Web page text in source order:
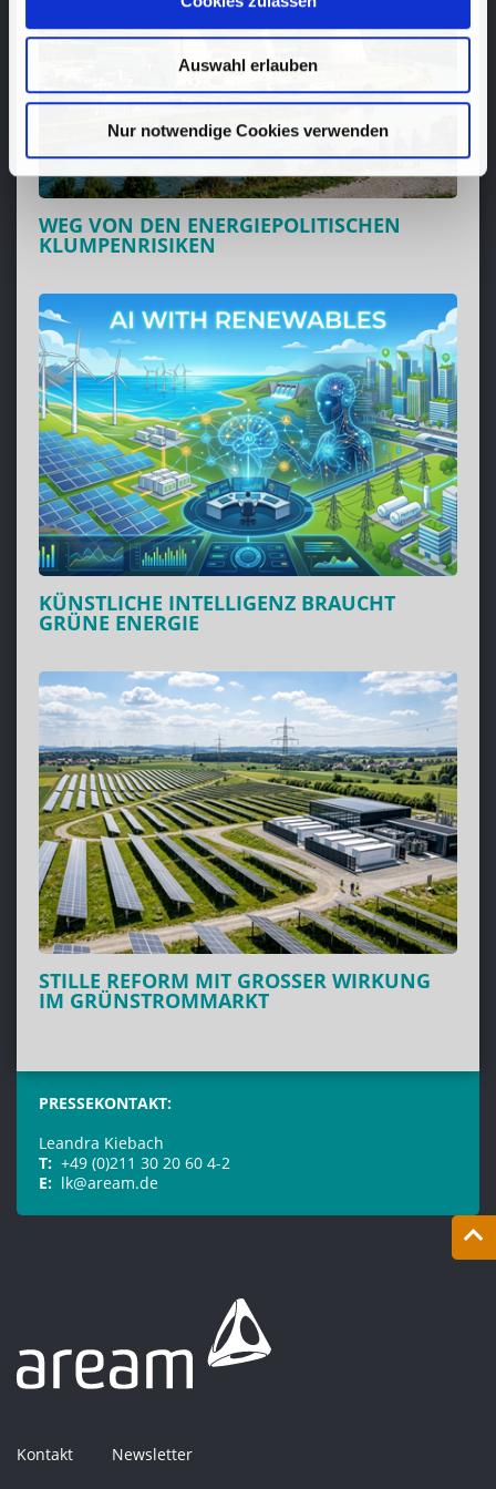
Auswahl erlauben
Nur notwendige Cookies verwenden
WEG VON DEN ENERGIEPOLITISCHEN
KLUMPENRISIKEN
KÜNSTLICHE INTELLIGENZ BRAUCHT
GRÜNE ENERGIE
STILLE REFORM MIT GROSSER WIRKUNG I
M GRÜNSTROMMARKT
PRESSEKONTAKT:
Leandra Kiebach
T: +49 (0)211 30 20 60 4-2
E: lk@aream.de
Kontakt Newsletter